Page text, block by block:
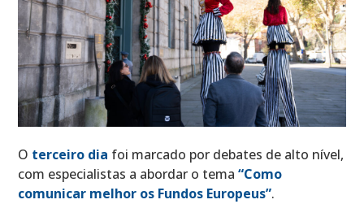
O terceiro dia foi marcado por debates de alto nível,
com especialistas a abordar o tema“Como
comunicar melhor os Fundos Europeus”.